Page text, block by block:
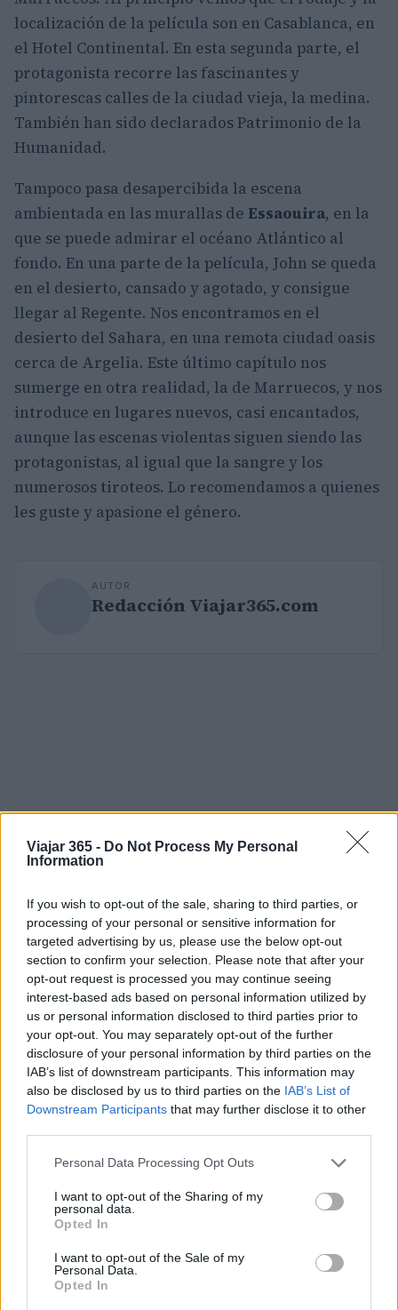
Viajar 365 - Do Not Process My Personal
Information
If you wish to opt-out of the sale, sharing to third parties, or
processing of your personal or sensitive information for
targeted advertising by us, please use the below opt-out
section to confirm your selection. Please note that after your
opt-out request is processed you may continue seeing
interest-based ads based on personal information utilized by
us or personal information disclosed to third parties prior to
your opt-out. You may separately opt-out of the further
disclosure of your personal information by third parties on the
IAB’s list of downstream participants. This information may
also be disclosed by us to third parties on the IAB’s List of
Downstream Participants that may further disclose it to other
Please note that this website/app uses one or more Google
not limited to your visit or usage behaviour. You may click to
grant or deny consent to Google and its third-party tags to
use your data for below specified purposes in below Google
consent section.
Personal Data Processing Opt Outs
I want to opt-out of the Sharing of my
personal data.
Opted In
I want to opt-out of the Sale of my
Personal Data.
Opted In
localización de la película son en Casablanca, en
el Hotel Continental. En esta segunda parte, el
protagonista recorre las fascinantes y
pintorescas calles de la ciudad vieja, la medina.
También han sido declarados Patrimonio de la
Humanidad.
Tampoco pasa desapercibida la escena
ambientada en las murallas de Essaouira, en la
que se puede admirar el océano Atlántico al
fondo. En una parte de la película, John se queda
en el desierto, cansado y agotado, y consigue
llegar al Regente. Nos encontramos en el
desierto del Sahara, en una remota ciudad oasis
cerca de Argelia. Este último capítulo nos
sumerge en otra realidad, la de Marruecos, y nos
introduce en lugares nuevos, casi encantados,
aunque las escenas violentas siguen siendo las
protagonistas, al igual que la sangre y los
numerosos tiroteos. Lo recomendamos a quienes
les guste y apasione el género.
AUTOR
Redacción Viajar365.com
Sigue leyendo
CURIOSIDADES